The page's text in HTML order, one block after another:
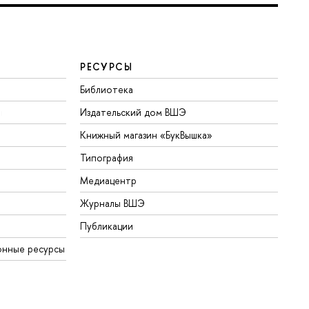
ресурсы
РЕСУРСЫ
Библиотека
Издательский дом ВШЭ
Книжный магазин «БукВышка»
Типография
Медиацентр
Журналы ВШЭ
Публикации